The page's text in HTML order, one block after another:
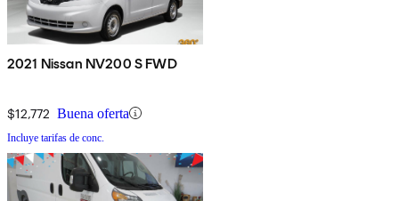
2021 Nissan NV200 S FWD
$12,772 Buena oferta
Incluye tarifas de conc.